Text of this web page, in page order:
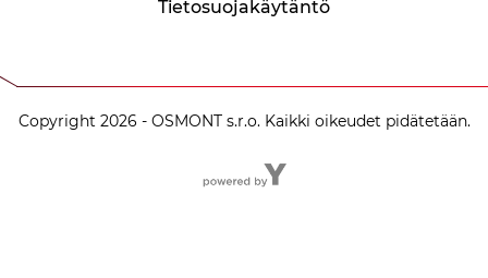
Tietosuojakäytäntö
Copyright 2026 - OSMONT s.r.o. Kaikki oikeudet pidätetään.